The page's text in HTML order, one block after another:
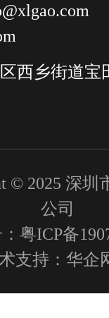
西乡街道宝
© 2025 深圳
公司
粤ICP备
支持： 华企